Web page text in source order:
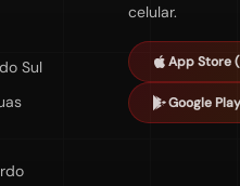
Sul
celular.
App Store
Google